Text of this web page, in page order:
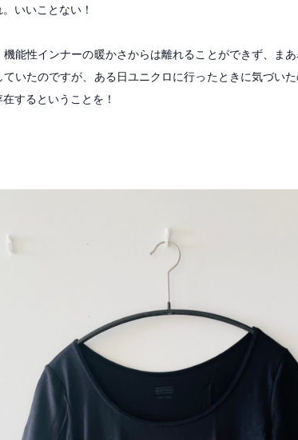
いいことない！
能性インナーの暖かさからは離れることができず、ま
いたのですが、ある日ユニクロに行ったときに気づい
するということを！